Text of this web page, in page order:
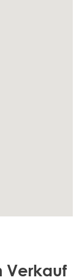
Verkauf